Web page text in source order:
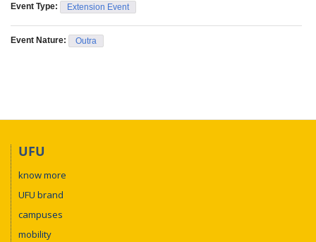
Event Type: Extension Event
Event Nature: Outra
UFU
know more
UFU brand
campuses
mobility